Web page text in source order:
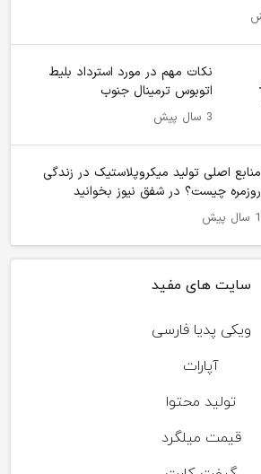
نکات مهم در مورد استرداد بلیط
اتوبوس ترمینال جنوب
3 سال پیش
منابع اصلی تولید میکروپلاستیک در زندگی
روزمره چیست؟ در شفق نیوز بخوانید
1 سال پیش
سایت های مفید
ویکی پدیا فارسی
آپارات
تولید محتوا
قیمت میلگرد